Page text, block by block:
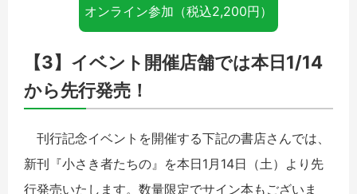
オンライン参加（税込2,200円）
【3】イベント開催店舗では本日1/14
から先行発売！
刊行記念イベントを開催する下記の書店さんでは、
新刊『小さき者たちの』を本日1月14日（土）より先
行発売いたします。数量限定でサイン本もございま